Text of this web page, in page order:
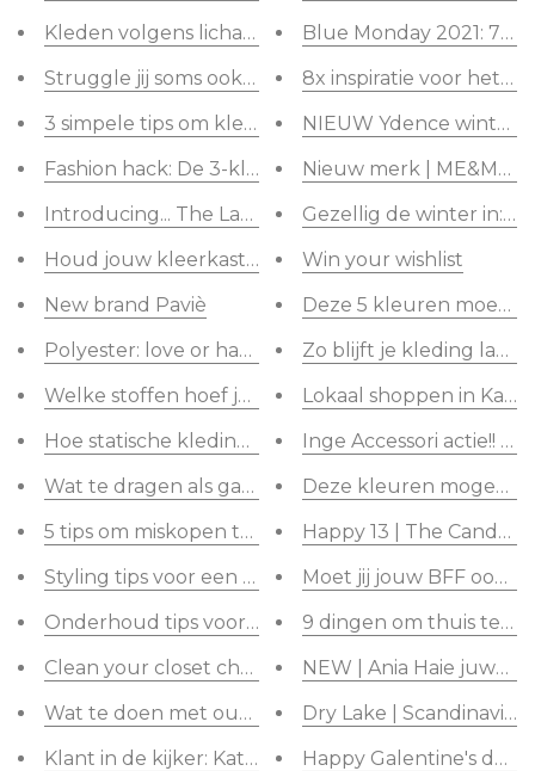
Kleden volgens lichaamstype
Struggle jij soms ook met jouw fashion stijl?
3 simpele tips om kleuren te combineren
Fashion hack: De 3-kleuren-regel
Introducing... The Lazy Stylist
Houd jouw kleerkast fris met onze geurblokjes
New brand Paviè
Polyester: love or hate?
Welke stoffen hoef je niet te strijken?
Hoe statische kleding voorkomen?
Wat te dragen als gast op een huwelijk?
5 tips om miskopen te vermijden
Styling tips voor een (business) foto shoot
Onderhoud tips voor jouw nieuwe (zonne)bril
Clean your closet challenge
Wat te doen met oude kleding die je niet meer
Klant in de kijker: Katrien gaat uit haar
Blue Monday 2021: 7
8x inspiratie voor het
NIEUW Ydence winter
Nieuw merk | ME&MATS
Gezellig de winter in: 5
Win your wishlist
Deze 5 kleuren moet
Zo blijft je kleding
Lokaal shoppen in
Inge Accessori actie!! 1
Deze kleuren mogen
Happy 13 | The Candy
Moet jij jouw BFF ook
9 dingen om thuis te
NEW | Ania Haie
Dry Lake | Scandinavia
Happy Galentine's day!